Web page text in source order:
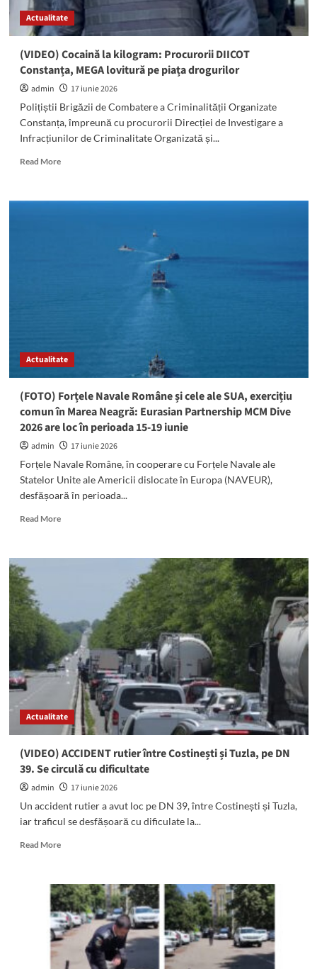
al
Spitalului
Municipal
Actualitate
(VIDEO) Cocaină la kilogram: Procurorii DIICOT
Constanța, MEGA lovitură pe piața drogurilor
admin
17 iunie 2026
Polițiștii Brigăzii de Combatere a Criminalității Organizate
Constanța, împreună cu procurorii Direcției de Investigare a
Infracțiunilor de Criminalitate Organizată și...
Read MoreRead
(VIDEO)
Actualitate
(FOTO) Forțele Navale Române și cele ale SUA, exercițiu
comun în Marea Neagră: Eurasian Partnership MCM Dive
2026 are loc în perioada 15-19 iunie
admin
17 iunie 2026
Forțele Navale Române, în cooperare cu Forțele Navale ale
Statelor Unite ale Americii dislocate în Europa (NAVEUR),
desfășoară în perioada...
Read MoreRead
(FOTO)
cele
ale
SUA,
exercițiu
comun
Marea
Neagră:
Eurasian
MCM
Dive
2026
loc
în
Actualitate
(VIDEO) ACCIDENT rutier între Costinești și Tuzla, pe DN
39. Se circulă cu dificultate
admin
17 iunie 2026
Un accident rutier a avut loc pe DN 39, între Costinești și Tuzla,
iar traficul se desfășoară cu dificulate la...
Read MoreRead
(VIDEO)
ACCIDENT
rutier
între
Costinești
Tuzla,